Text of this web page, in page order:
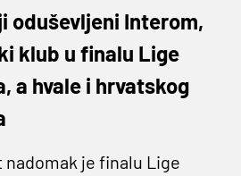
oduševljeni Interom,
klub u finalu Lige
a hvale i hrvatskog
je finalu Lige